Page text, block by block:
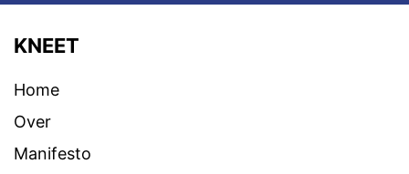
KNEET
Home
Over
Manifesto